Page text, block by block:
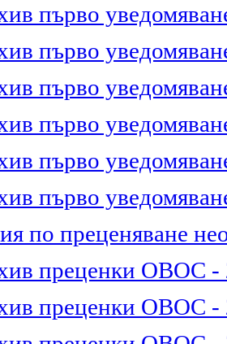
първо
първо
първо
първо
първо
първо
по преценяване
преценки ОВОС -
преценки ОВОС -